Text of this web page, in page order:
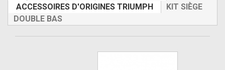
ACCESSOIRES D'ORIGINES TRIUMPH
KIT SIÈGE
DOUBLE BAS